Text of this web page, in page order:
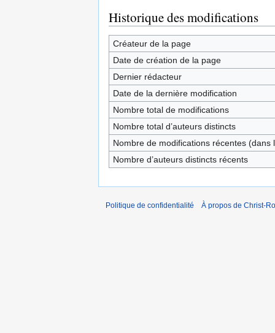
Historique des modifications
Créateur de la page
Date de création de la page
Dernier rédacteur
Date de la dernière modification
Nombre total de modifications
Nombre total d’auteurs distincts
Nombre de modifications récentes (dans
Nombre d’auteurs distincts récents
Politique de confidentialité À propos de Christ-